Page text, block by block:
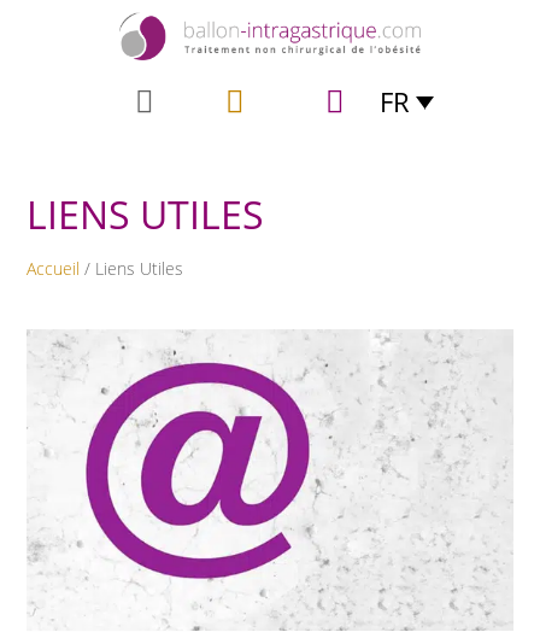
FR
LIENS UTILES
Accueil / Liens Utiles